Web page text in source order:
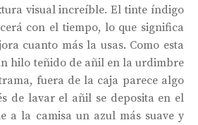
visual increíble. El tinte índigo
con el tiempo, lo que significa
cuanto más la usas. Como esta
hilo teñido de añil en la urdimbre
fuera de la caja parece algo
de lavar el añil se deposita en el
a la camisa un azul más suave y